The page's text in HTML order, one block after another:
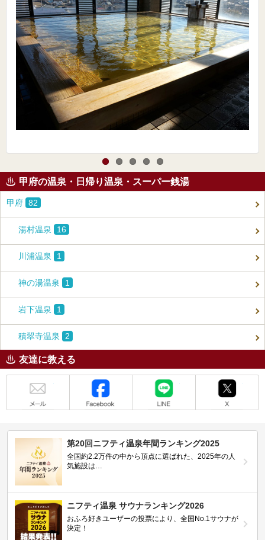
甲府の温泉・日帰り温泉・スーパー銭湯
甲府 82
湯村温泉 16
川浦温泉 1
神の湯温泉 1
岩下温泉 1
積翠寺温泉 2
友達に教える
第20回ニフティ温泉年間ランキング2025
全国約2.2万件の中から頂点に選ばれた、2025年の人
気施設は…
ニフティ温泉 サウナランキング2026
おふろ好きユーザーの投票により、全国No.1サウナが
決定！